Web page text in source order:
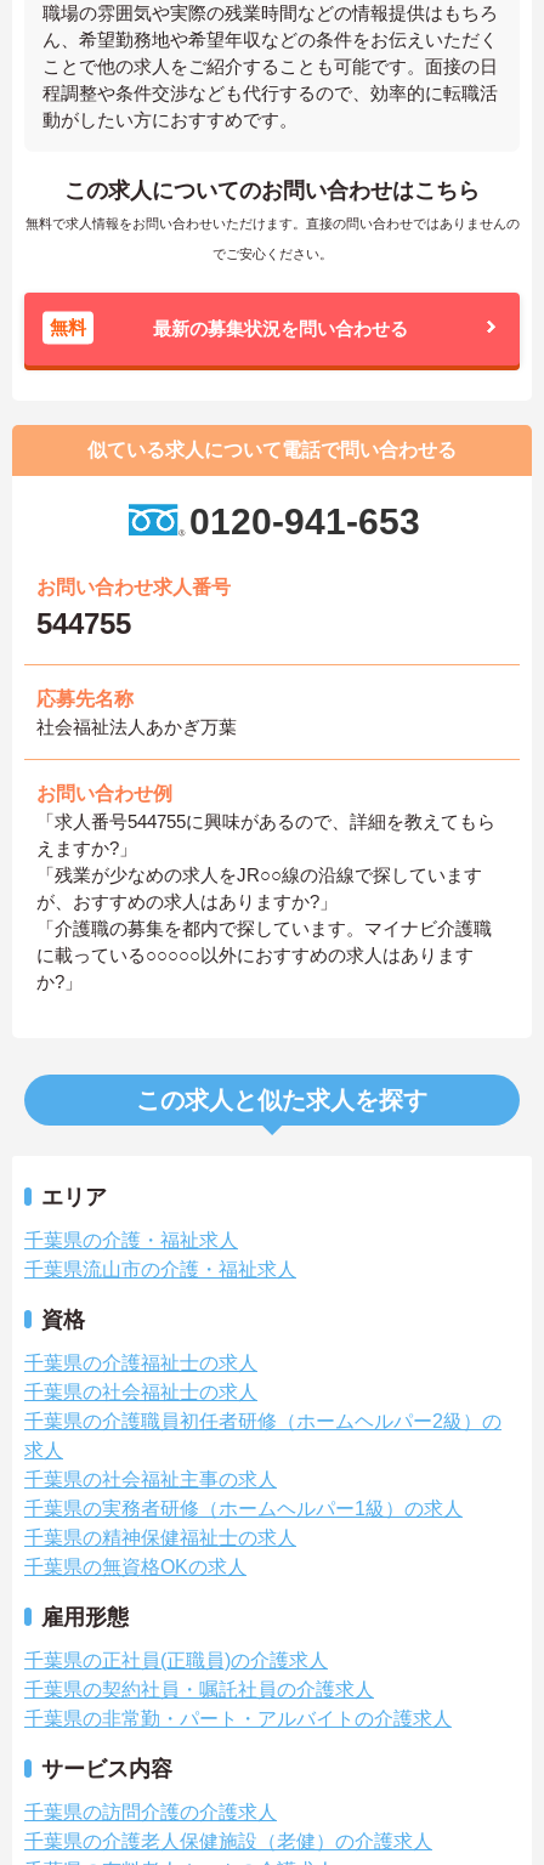
職場の雰囲気や実際の残業時間などの情報提供はもちろ
ん、希望勤務地や希望年収などの条件をお伝えいただく
ことで他の求人をご紹介することも可能です。面接の日
程調整や条件交渉なども代行するので、効率的に転職活
動がしたい方におすすめです。
この求人についてのお問い合わせはこちら
無料で求人情報をお問い合わせいただけます。直接の問い合わせではありませんの
でご安心ください。
無料 最新の募集状況を問い合わせる
似ている求人について電話で問い合わせる
0120-941-653
お問い合わせ求人番号
544755
応募先名称
社会福祉法人あかぎ万葉
お問い合わせ例
「求人番号544755に興味があるので、詳細を教えてもら
えますか?」
「残業が少なめの求人をJR○○線の沿線で探しています
が、おすすめの求人はありますか?」
「介護職の募集を都内で探しています。マイナビ介護職
に載っている○○○○○以外におすすめの求人はあります
か?」
この求人と似た求人を探す
エリア
千葉県の介護・福祉求人
千葉県流山市の介護・福祉求人
資格
千葉県の介護福祉士の求人
千葉県の社会福祉士の求人
千葉県の介護職員初任者研修（ホームヘルパー2級）の
求人
千葉県の社会福祉主事の求人
千葉県の実務者研修（ホームヘルパー1級）の求人
千葉県の精神保健福祉士の求人
千葉県の無資格OKの求人
雇用形態
千葉県の正社員(正職員)の介護求人
千葉県の契約社員・嘱託社員の介護求人
千葉県の非常勤・パート・アルバイトの介護求人
サービス内容
千葉県の訪問介護の介護求人
千葉県の介護老人保健施設（老健）の介護求人